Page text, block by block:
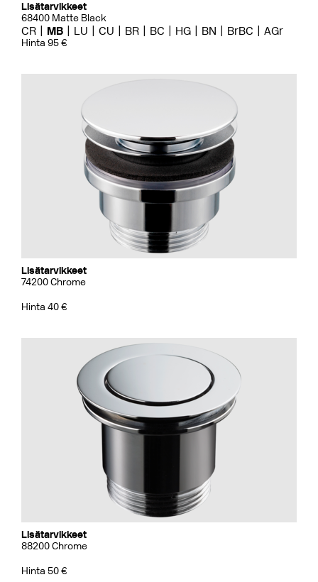
Lisätarvikkeet
68400 Matte Black
CR MB LU CU BR BC HG BN BrBC AGr
Hinta 95 €
Lisätarvikkeet
74200 Chrome
Hinta 40 €
Lisätarvikkeet
88200 Chrome
Hinta 50 €